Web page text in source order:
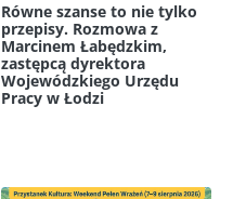
Równe szanse to nie tylko
przepisy. Rozmowa z
Marcinem Łabędzkim,
zastępcą dyrektora
Wojewódzkiego Urzędu
Pracy w Łodzi